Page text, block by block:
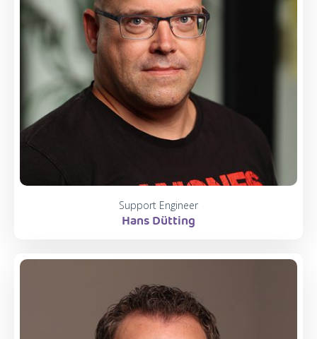
Support Engineer
Hans Dütting